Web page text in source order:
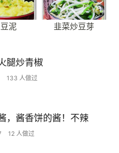
泥 韭菜炒豆芽
腿炒青椒
133 人做过
，酱香饼的酱！不辣
12 人做过